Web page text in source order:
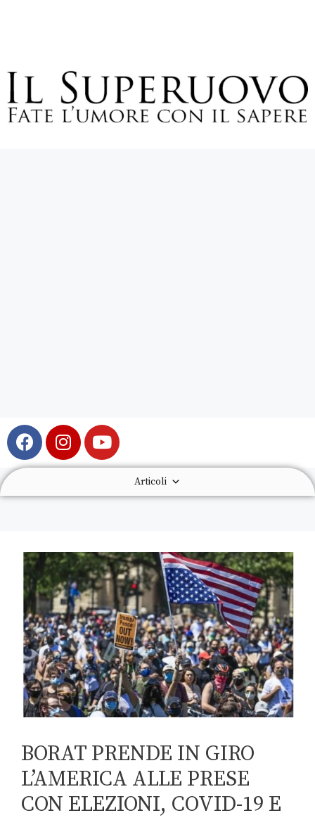
Articoli
BORAT PRENDE IN GIRO
L’AMERICA ALLE PRESE
CON ELEZIONI, COVID-19 E